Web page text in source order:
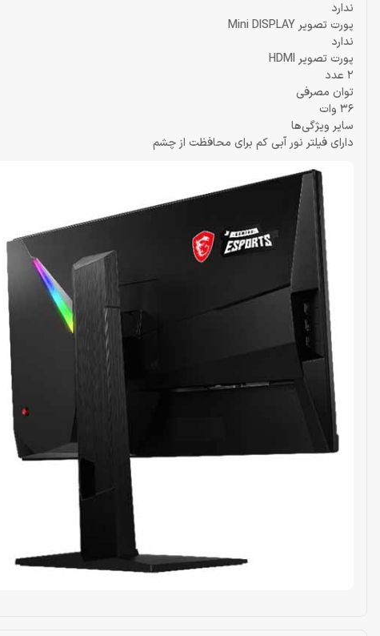
ندارد
پورت تصویر Mini DISPLAY
ندارد
پورت تصویر HDMI
2 عدد
توان مصرفی
36 وات
سایر ویژگی‌ها
دارای فیلتر نور آبی کم برای محافظت از چشم